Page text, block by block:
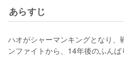
あらすじ
ハオがシャーマンキングとなり、
ンファイトから、14年後のふんば